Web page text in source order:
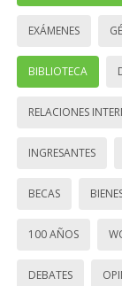
EXÁMENES
BIBLIOTECA
RELACIONES
INGRESANTES
BECAS
100 AÑOS
DEBATES